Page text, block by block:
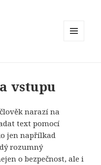
vstupu
narazí na
text pomocí
jen napřílkad
rozumný
o bezpečnost, ale i